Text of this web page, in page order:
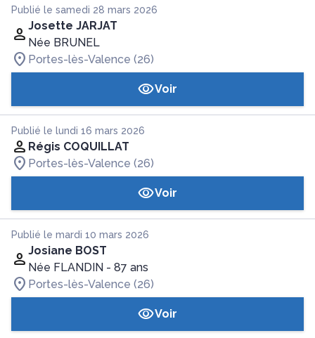
Publié le samedi 28 mars 2026
Josette JARJAT
Née BRUNEL
Portes-lès-Valence (26)
Voir
Publié le lundi 16 mars 2026
Régis COQUILLAT
Portes-lès-Valence (26)
Voir
Publié le mardi 10 mars 2026
Josiane BOST
Née FLANDIN - 87 ans
Portes-lès-Valence (26)
Voir